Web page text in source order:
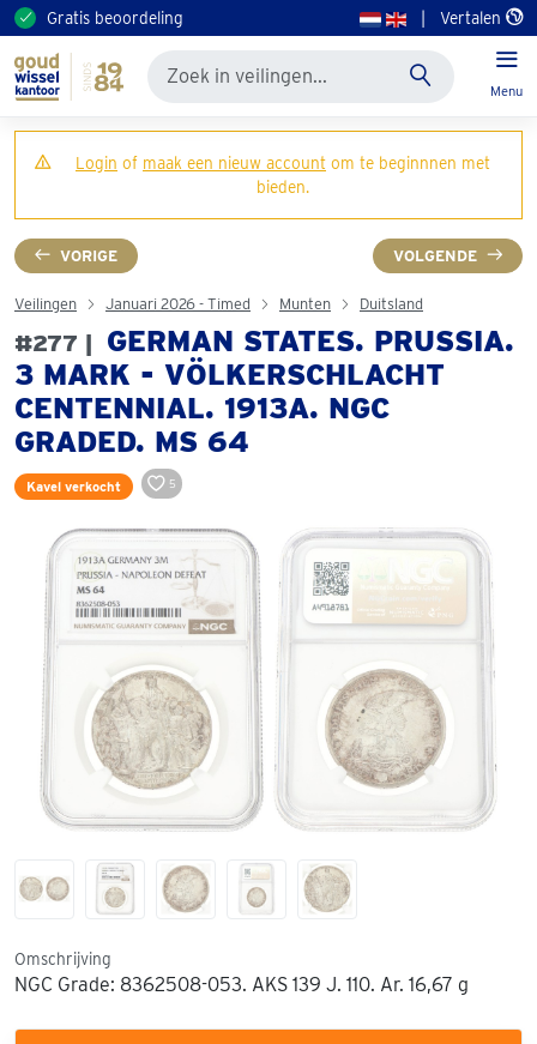
Gratis beoordeling Vertalen
Menu
Login of maak een nieuw account om te beginnnen met
bieden.
VORIGE VOLGENDE
Veilingen Januari 2026 - Timed Munten Duitsland
#277 |
GERMAN STATES. PRUSSIA.
3 MARK - VÖLKERSCHLACHT
CENTENNIAL. 1913A. NGC
GRADED. MS 64
Kavel verkocht 5
Omschrijving
NGC Grade: 8362508-053. AKS 139 J. 110. Ar. 16,67 g